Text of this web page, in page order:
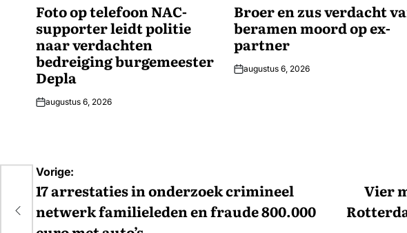
Foto op telefoon NAC-
supporter leidt politie
naar verdachten
bedreiging burgemeester
Depla
augustus 6, 2026
Broer en zus verdacht
beramen moord op ex-
partner
augustus 6, 2026
Bericht
navigatie
Vorige:
17 arrestaties in onderzoek crimineel
netwerk familieleden en fraude 800.000
Vier